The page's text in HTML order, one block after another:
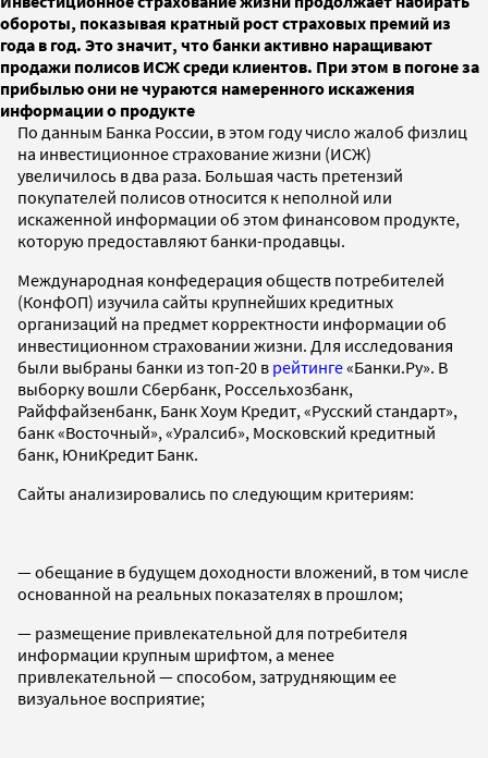
обороты, показывая кратный рост страховых премий из
года в год. Это значит, что банки активно наращивают
продажи полисов ИСЖ среди клиентов. При этом в погоне за
прибылью они не чураются намеренного искажения
информации о продукте
По данным Банка России, в этом году число жалоб физлиц
на инвестиционное страхование жизни (ИСЖ)
увеличилось в два раза. Большая часть претензий
покупателей полисов относится к неполной или
искаженной информации об этом финансовом продукте,
которую предоставляют банки-продавцы.
Международная конфедерация обществ потребителей
(КонфОП) изучила сайты крупнейших кредитных
организаций на предмет корректности информации об
инвестиционном страховании жизни. Для исследования
были выбраны банки из топ-20 в рейтинге«Банки.Ру». В
выборку вошли Сбербанк, Россельхозбанк,
Райффайзенбанк, Банк Хоум Кредит, «Русский стандарт»,
банк «Восточный», «Уралсиб», Московский кредитный
банк, ЮниКредит Банк.
Сайты анализировались по следующим критериям:
— обещание в будущем доходности вложений, в том числе
основанной на реальных показателях в прошлом;
— размещение привлекательной для потребителя
информации крупным шрифтом, а менее
привлекательной — способом, затрудняющим ее
визуальное восприятие;